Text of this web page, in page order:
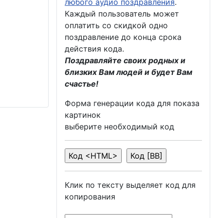
Каждый пользователь может
оплатить со скидкой одно
поздравление до конца срока
действия кода.
Поздравляйте своих родных и
близких Вам людей и будет Вам
счастье!
Форма генерации кода для показа
картинок
выберите необходимый код
Клик по тексту выделяет код для
копирования